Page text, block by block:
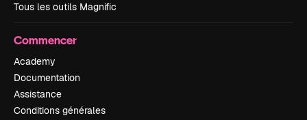
Tous les outils Magnific
Commencer
Academy
Documentation
Assistance
Conditions générales